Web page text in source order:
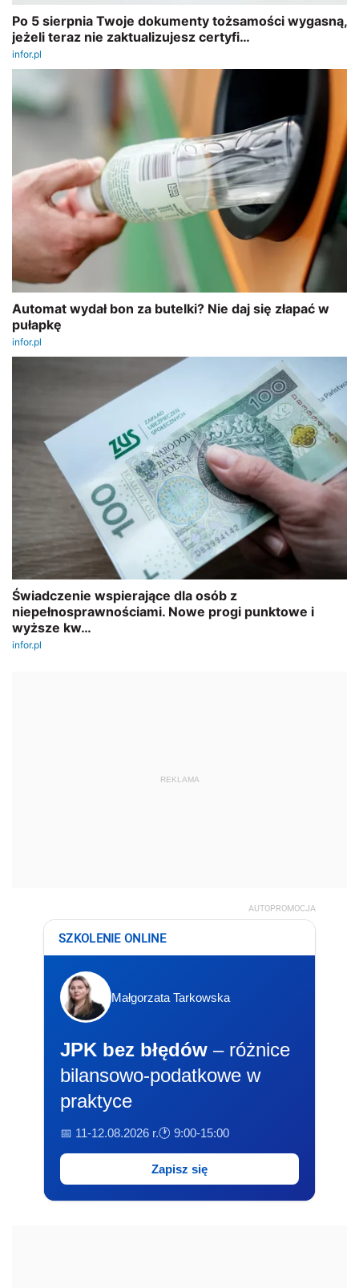
REKLAMA
AUTOPROMOCJA
SZKOLENIE ONLINE
Małgorzata Tarkowska
JPK bez błędów – różnice
bilansowo-podatkowe w
praktyce
📅 11-12.08.2026 r.🕐 9:00-15:00
Zapisz się